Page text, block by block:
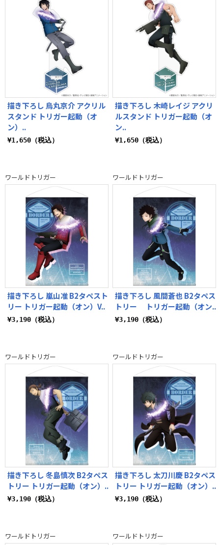
描き下ろし 烏丸京介 アクリル
スタンド トリガー起動（オ
ン）..
¥1,650（税込）
描き下ろし 木崎レイジ アクリ
ルスタンド トリガー起動（オ
ン..
¥1,650（税込）
ワールドトリガー
描き下ろし 嵐山准 B2タペスト
リー トリガー起動（オン）V..
¥3,190（税込）
ワールドトリガー
描き下ろし 風間蒼也 B2タペス
トリー トリガー起動（オン..
¥3,190（税込）
ワールドトリガー
描き下ろし 冬島慎次 B2タペス
トリー トリガー起動（オン）..
¥3,190（税込）
ワールドトリガー
描き下ろし 太刀川慶 B2タペス
トリー トリガー起動（オン）..
¥3,190（税込）
ワールドトリガー ワールドトリガー